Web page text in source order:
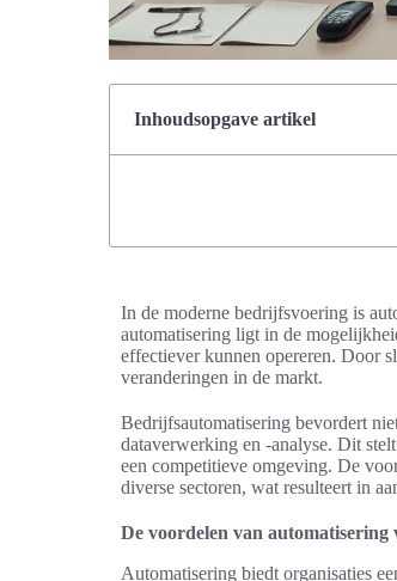
Inhoudsopgave artikel
In de moderne bedrijfsvoering is
automatisering ligt in de
effectiever kunnen opereren. Door
veranderingen in de markt.
Bedrijfsautomatisering bevordert
dataverwerking en -analyse. Dit
een competitieve omgeving. De
diverse sectoren, wat resulteert in
De voordelen van automatisering
Automatisering biedt organisaties